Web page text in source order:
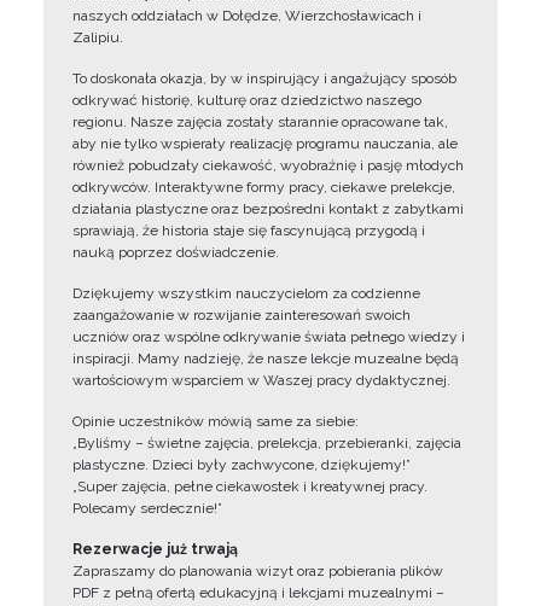
naszych oddziałach w Dołędze, Wierzchosławicach i
Zalipiu.
To doskonała okazja, by w inspirujący i angażujący sposób
odkrywać historię, kulturę oraz dziedzictwo naszego
regionu. Nasze zajęcia zostały starannie opracowane tak,
aby nie tylko wspierały realizację programu nauczania, ale
również pobudzały ciekawość, wyobraźnię i pasję młodych
odkrywców. Interaktywne formy pracy, ciekawe prelekcje,
działania plastyczne oraz bezpośredni kontakt z zabytkami
sprawiają, że historia staje się fascynującą przygodą i
nauką poprzez doświadczenie.
Dziękujemy wszystkim nauczycielom za codzienne
zaangażowanie w rozwijanie zainteresowań swoich
uczniów oraz wspólne odkrywanie świata pełnego wiedzy i
inspiracji. Mamy nadzieję, że nasze lekcje muzealne będą
wartościowym wsparciem w Waszej pracy dydaktycznej.
Opinie uczestników mówią same za siebie:
„Byliśmy – świetne zajęcia, prelekcja, przebieranki, zajęcia
plastyczne. Dzieci były zachwycone, dziękujemy!”
„Super zajęcia, pełne ciekawostek i kreatywnej pracy.
Polecamy serdecznie!”
Rezerwacje już trwają
Zapraszamy do planowania wizyt oraz pobierania plików
PDF z pełną ofertą edukacyjną i lekcjami muzealnymi –